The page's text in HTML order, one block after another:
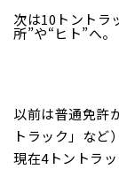
次は10トントラ
所”や“ヒト”へ。
以前は普通免許
トラック」など
現在4トントラ